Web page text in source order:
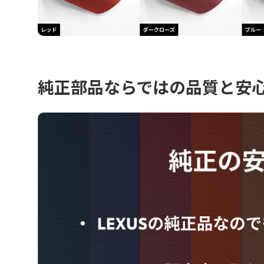
純正部品ならではの品質と安